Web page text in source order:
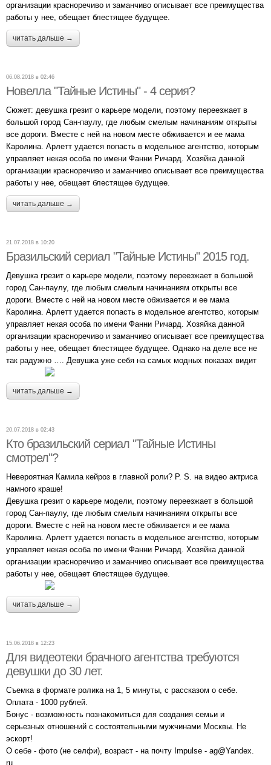
организации красноречиво и заманчиво описывает все преимущества
работы у нее, обещает блестящее будущее.
читать дальше →
06.08.2018 в 02:46
Новелла "Тайные Истины" - 4 серия?
Сюжет: девушка грезит о карьере модели, поэтому переезжает в
большой город Сан-паулу, где любым смелым начинаниям открыты
все дороги. Вместе с ней на новом месте обживается и ее мама
Каролина. Арлетт удается попасть в модельное агентство, которым
управляет некая особа по имени Фанни Ричард. Хозяйка данной
организации красноречиво и заманчиво описывает все преимущества
работы у нее, обещает блестящее будущее.
читать дальше →
21.07.2018 в 10:20
Бразильский сериал "Тайные Истины" 2015 год.
Девушка грезит о карьере модели, поэтому переезжает в большой
город Сан-паулу, где любым смелым начинаниям открыты все
дороги. Вместе с ней на новом месте обживается и ее мама
Каролина. Арлетт удается попасть в модельное агентство, которым
управляет некая особа по имени Фанни Ричард. Хозяйка данной
организации красноречиво и заманчиво описывает все преимущества
работы у нее, обещает блестящее будущее. Однако на деле все не
так радужно …. Девушка уже себя на самых модных показах видит
читать дальше →
20.07.2018 в 02:43
Кто бразильский сериал "Тайные Истины
смотрел"?
Невероятная Камила кейроз в главной роли? P. S. на видео актриса
намного краше!
Девушка грезит о карьере модели, поэтому переезжает в большой
город Сан-паулу, где любым смелым начинаниям открыты все
дороги. Вместе с ней на новом месте обживается и ее мама
Каролина. Арлетт удается попасть в модельное агентство, которым
управляет некая особа по имени Фанни Ричард. Хозяйка данной
организации красноречиво и заманчиво описывает все преимущества
работы у нее, обещает блестящее будущее.
читать дальше →
15.06.2018 в 12:23
Для видеотеки брачного агентства требуются
девушки до 30 лет.
Съемка в формате ролика на 1, 5 минуты, с рассказом о себе.
Оплата - 1000 рублей.
Бонус - возможность познакомиться для создания семьи и
серьезных отношений с состоятельными мужчинами Москвы. Не
эскорт!
О себе - фото (не селфи), возраст - на почту Impulse - ag@Yandex.
ru.